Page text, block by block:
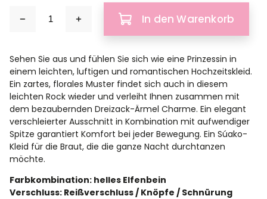
In den Warenkorb
Sehen Sie aus und fühlen Sie sich wie eine Prinzessin in
einem leichten, luftigen und romantischen Hochzeitskleid.
Ein zartes, florales Muster findet sich auch in diesem
leichten Rock wieder und verleiht Ihnen zusammen mit
dem bezaubernden Dreizack-Ärmel Charme. Ein elegant
verschleierter Ausschnitt in Kombination mit aufwendiger
Spitze garantiert Komfort bei jeder Bewegung. Ein Súako-
Kleid für die Braut, die die ganze Nacht durchtanzen
möchte.
Farbkombination: helles Elfenbein
Verschluss: Reißverschluss / Knöpfe / Schnürung